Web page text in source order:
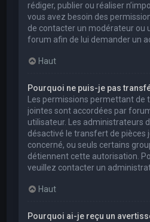
rédiger, publier ou réaliser
vous avez besoin des
de contacter un modérateur ou
forum afin de lui demander un
Haut
Pourquoi ne puis-je pas
Les permissions permettant de
jointes sont accordées par
utilisateur. Les administrateurs
désactivé le transfert de pièces
concerné, ou seuls certains
détiennent cette autorisation.
veuillez contacter un
Haut
Pourquoi ai-je reçu un